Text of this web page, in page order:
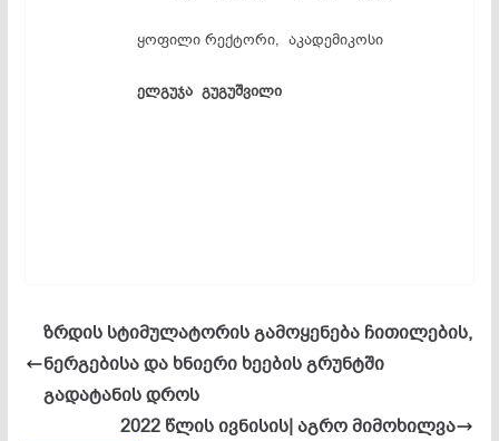
ყოფილი რექტორი, აკადემიკოსი
ელგუჯა გუგუშვილი
ზრდის სტიმულატორის გამოყენება ჩითილების,
ნერგებისა და ხნიერი ხეების გრუნტში
გადატანის დროს
2022 წლის ივნისის| აგრო მიმოხილვა